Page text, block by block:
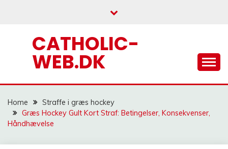
CATHOLIC-
WEB.DK
Home
Straffe i græs hockey
Græs Hockey Gult Kort Straf: Betingelser, Konsekvenser,
Håndhævelse